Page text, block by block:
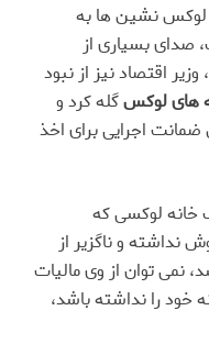
لوکس نشین ها به
بسیاری از
اقتصاد نیز از نبود
های لوکسگله کرد و
اجرایی برای اخذ
خانه لوکسی که
و ناگزیر از
نمی توان از وی مالیات
را نداشته باشد،